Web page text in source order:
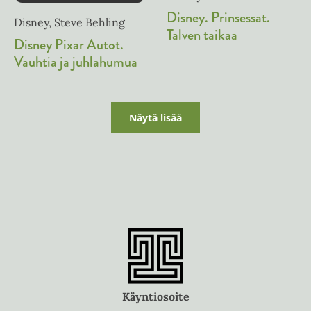
Disney, Steve Behling
Disney Pixar Autot.
Vauhtia ja juhlahumua
Disney. Prinsessat.
Talven taikaa
Näytä lisää
Käyntiosoite